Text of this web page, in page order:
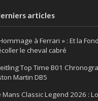
articles
à Ferrari » : Et la
le cheval cabré
Top Time B01
Martin DB5
Mans Classic Legend 2026 :